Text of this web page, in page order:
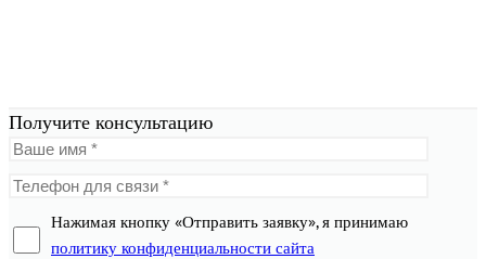
Получите консультацию
Нажимая кнопку «Отправить заявку», я принимаю
политику конфиденциальности сайта